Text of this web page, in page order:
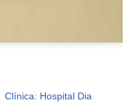
Clínica: Hospital Dia